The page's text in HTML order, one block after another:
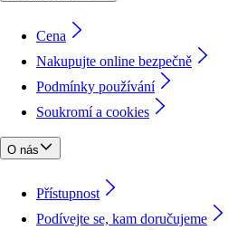
Cena
Nakupujte online bezpečně
Podmínky používání
Soukromí a cookies
O nás
Přístupnost
Podívejte se, kam doručujeme